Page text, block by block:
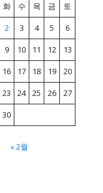
화 수 목 금
토
2 3 4 5
6
9 10 11 12
13
16 17 18 19
20
23 24 25 26
27
30
« 2월